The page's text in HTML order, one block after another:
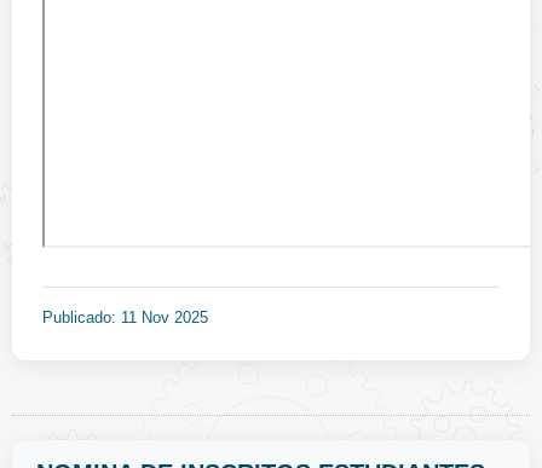
Publicado: 11 Nov 2025